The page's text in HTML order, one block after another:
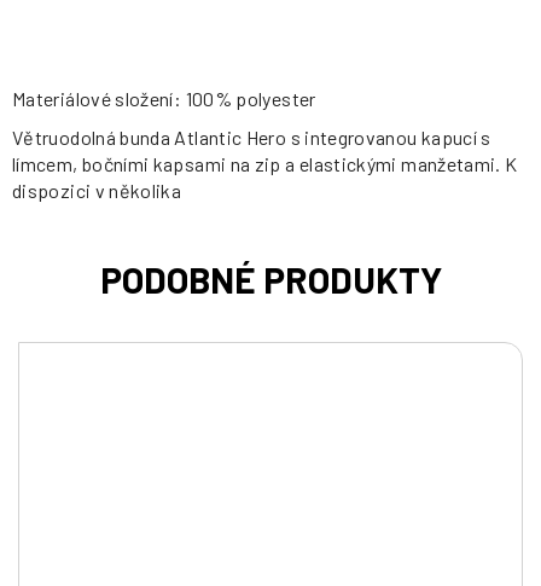
Materiálové složení: 100% polyester
Větruodolná bunda Atlantic Hero s integrovanou kapucí s
límcem, bočními kapsami na zip a elastickými manžetami. K
dispozici v několika